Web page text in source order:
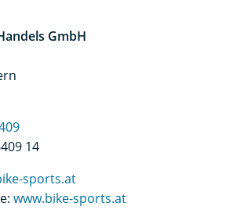
GmbH
14
sports.at
www.bike-sports.at